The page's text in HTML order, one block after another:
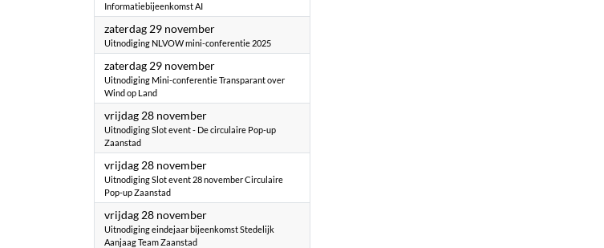
Informatiebijeenkomst AI
zaterdag 29 november2025
Uitnodiging NLVOW mini-conferentie 2025
zaterdag 29 november2025
Uitnodiging Mini-conferentie Transparant over
Wind op Land
vrijdag 28 november2025
Uitnodiging Slot event - De circulaire Pop-up
Zaanstad
vrijdag 28 november2025
Uitnodiging Slot event 28 november Circulaire
Pop-up Zaanstad
vrijdag 28 november2025
Uitnodiging eindejaar bijeenkomst Stedelijk
Aanjaag Team Zaanstad